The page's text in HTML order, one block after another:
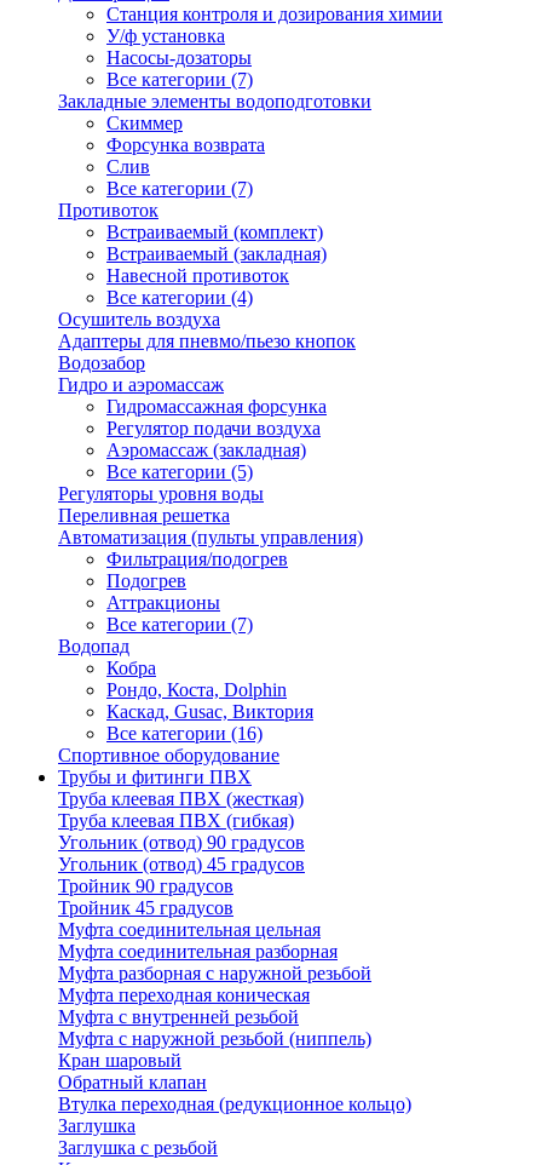
Станция контроля и дозирования химии
У/ф установка
Насосы-дозаторы
Все категории (7)
Закладные элементы водоподготовки
Скиммер
Форсунка возврата
Слив
Все категории (7)
Противоток
Встраиваемый (комплект)
Встраиваемый (закладная)
Навесной противоток
Все категории (4)
Осушитель воздуха
Адаптеры для пневмо/пьезо кнопок
Водозабор
Гидро и аэромассаж
Гидромассажная форсунка
Регулятор подачи воздуха
Аэромассаж (закладная)
Все категории (5)
Регуляторы уровня воды
Переливная решетка
Автоматизация (пульты управления)
Фильтрация/подогрев
Подогрев
Аттракционы
Все категории (7)
Водопад
Кобра
Рондо, Коста, Dolphin
Каскад, Gusac, Виктория
Все категории (16)
Спортивное оборудование
Трубы и фитинги ПВХ
Труба клеевая ПВХ (жесткая)
Труба клеевая ПВХ (гибкая)
Угольник (отвод) 90 градусов
Угольник (отвод) 45 градусов
Тройник 90 градусов
Тройник 45 градусов
Муфта соединительная цельная
Муфта соединительная разборная
Муфта разборная с наружной резьбой
Муфта переходная коническая
Муфта с внутренней резьбой
Муфта с наружной резьбой (ниппель)
Кран шаровый
Обратный клапан
Втулка переходная (редукционное кольцо)
Заглушка
Заглушка с резьбой